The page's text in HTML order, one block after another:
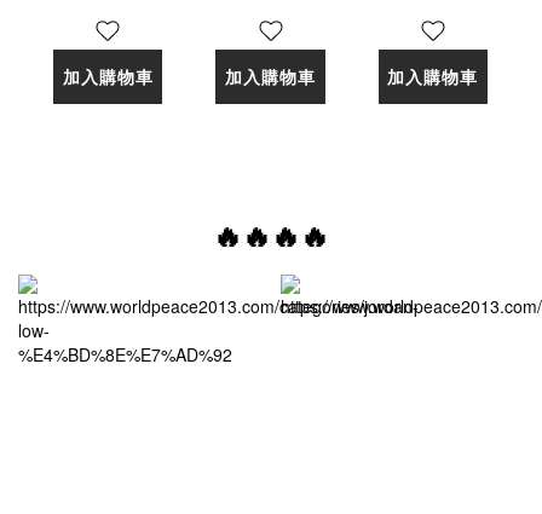
格紋 黑 男
鞋 II1493-
600 [台灣現
加入購物車
HV1668-
001 [台灣現
貨]
加入購物車
麻棕 男鞋
IQ1118-
220 [台灣現
加入購物車
🔥🔥🔥🔥